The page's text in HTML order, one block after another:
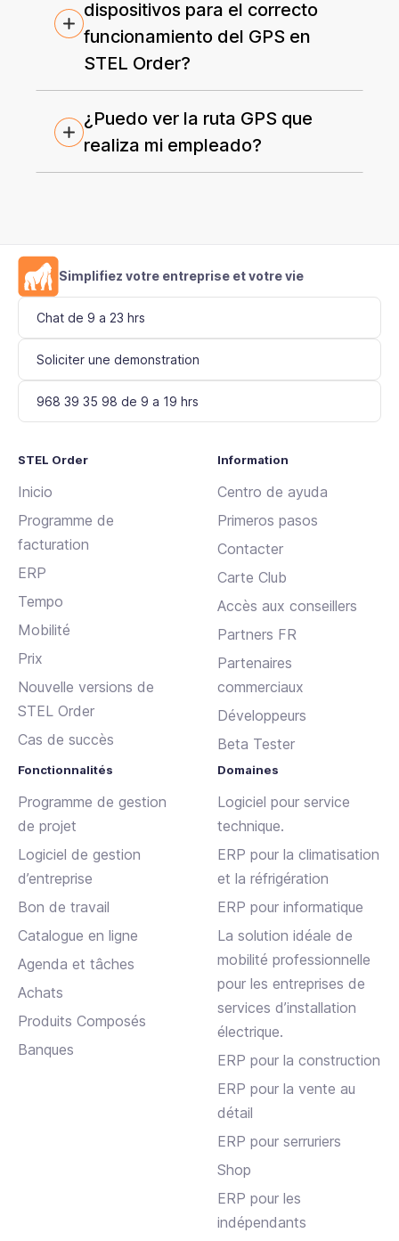
dispositivos para el correcto
funcionamiento del GPS en
STEL Order?
¿Puedo ver la ruta GPS que
realiza mi empleado?
Simplifiez votre entreprise et votre vie
Chat de 9 a 23 hrs
Soliciter une demonstration
968 39 35 98 de 9 a 19 hrs
STEL Order
Inicio
Programme de
facturation
ERP
Tempo
Mobilité
Prix
Nouvelle versions de
STEL Order
Cas de succès
Information
Centro de ayuda
Primeros pasos
Contacter
Carte Club
Accès aux conseillers
Partners FR
Partenaires
commerciaux
Développeurs
Beta Tester
Fonctionnalités
Programme de gestion
de projet
Logiciel de gestion
d’entreprise
Bon de travail
Catalogue en ligne
Agenda et tâches
Achats
Produits Composés
Banques
Domaines
Logiciel pour service
technique.
ERP pour la climatisation
et la réfrigération
ERP pour informatique
La solution idéale de
mobilité professionnelle
pour les entreprises de
services d’installation
électrique.
ERP pour la construction
ERP pour la vente au
détail
ERP pour serruriers
Shop
ERP pour les
indépendants